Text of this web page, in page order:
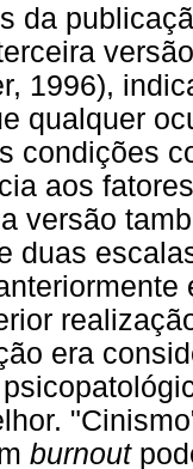
da
1996),
qualquer
condições
aos
versão
duas
era
burnout